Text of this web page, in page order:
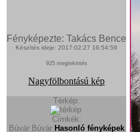
Fényképezte: Takács Bence
Készítés ideje: 2017:02:27 16:54:59
925 megtekintés
Nagyfölbontású kép
Térkép:
Címkék:
Búvár Búvár Hasonló fényképek